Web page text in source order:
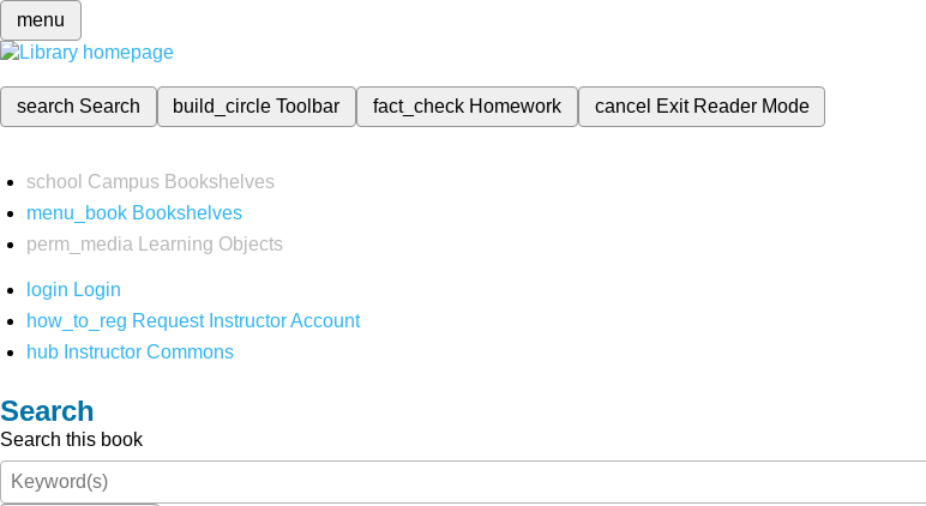
menu
search Search build_circleToolbar fact_check Homework cancel Exit Reader Mode
school Campus Bookshelves
menu_book Bookshelves
perm_media
Learning Objects
login Login
how_to_reg Request Instructor Account
hub Instructor Commons
Search
Search this book